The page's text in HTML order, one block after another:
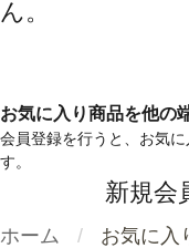
ん。
お気に入り商品を他の
会員登録を行うと、お気
す。
新規会
ホーム お気に入